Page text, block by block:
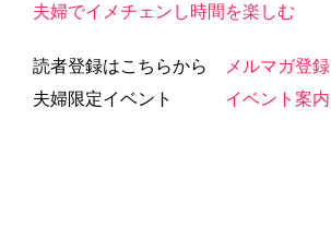
夫婦でイメチェンし時間を楽しむ
読者登録はこちらから
メルマガ登録
夫婦限定イベント イベント案内